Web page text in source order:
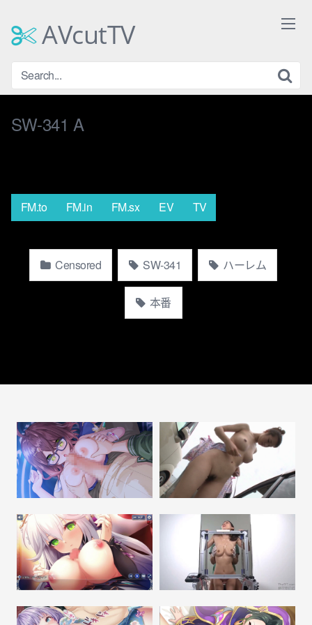
contentAVcutTV
SW-341 A
FM.to FM.in FM.sx EV TV
Censored SW-341 ハーレム
本番